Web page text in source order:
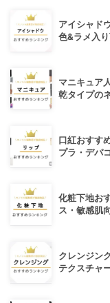
アイシャド
色&ラメ入
マニキュア
乾タイプの
口紅おすす
プラ・デパ
化粧下地お
ス・敏感肌
クレンジン
テクスチャ